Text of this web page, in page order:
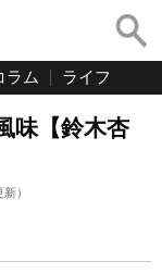
ラム ライフ
味【鈴木杏
新）